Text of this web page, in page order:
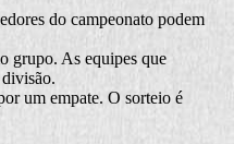
do campeonato podem
grupo. As equipes que
um empate. O sorteio é